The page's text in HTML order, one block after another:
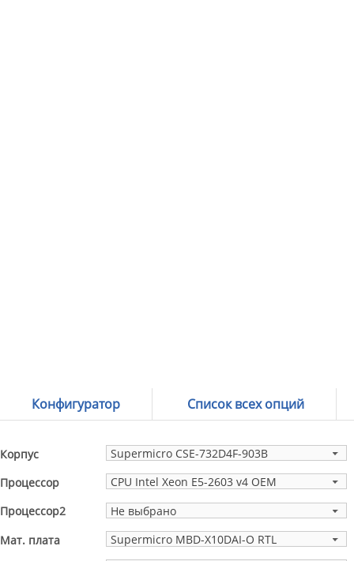
Конфигуратор Список всех опций
Корпус
Supermicro CSE-732D4F-903B
Процессор
CPU Intel Xeon E5-2603 v4 OEM
Процессор2
Не выбрано
Мат. плата
Supermicro MBD-X10DAI-O RTL